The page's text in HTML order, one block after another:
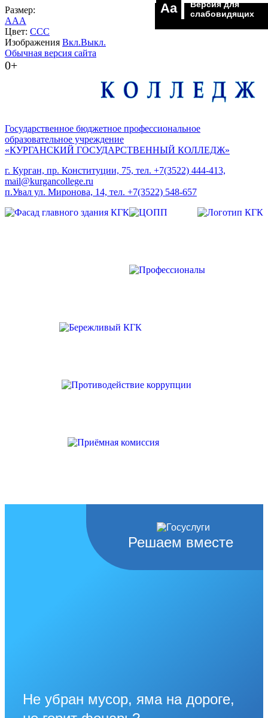
Размер:
AAA
Цвет: CCC
Изображения Вкл.Выкл.
Обычная версия сайта
0+
Aa
Версия для
слабовидящих
Государственное бюджетное профессиональное
образовательное учреждение
«КУРГАНСКИЙ ГОСУДАРСТВЕННЫЙ КОЛЛЕДЖ»
г. Курган, пр. Конституции, 75, тел. +7(3522) 444-413,
mail@kurgancollege.ru
п.Увал ул. Миронова, 14, тел. +7(3522) 548-657
Решаем вместе
Не убран мусор, яма на дороге,